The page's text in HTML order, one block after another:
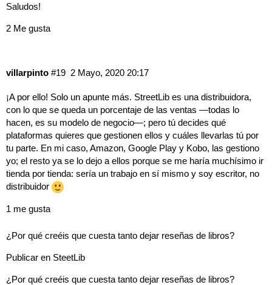
Saludos!
2 Me gusta
villarpinto 2 Mayo, 2020 20:17
#19
¡A por ello! Solo un apunte más. StreetLib es una distribuidora,
con lo que se queda un porcentaje de las ventas ―todas lo
hacen, es su modelo de negocio―; pero tú decides qué
plataformas quieres que gestionen ellos y cuáles llevarlas tú por
tu parte. En mi caso, Amazon, Google Play y Kobo, las gestiono
yo; el resto ya se lo dejo a ellos porque se me haría muchísimo ir
tienda por tienda: sería un trabajo en sí mismo y soy escritor, no
distribuidor
1 me gusta
¿Por qué creéis que cuesta tanto dejar reseñas de libros?
Publicar en SteetLib
¿Por qué creéis que cuesta tanto dejar reseñas de libros?